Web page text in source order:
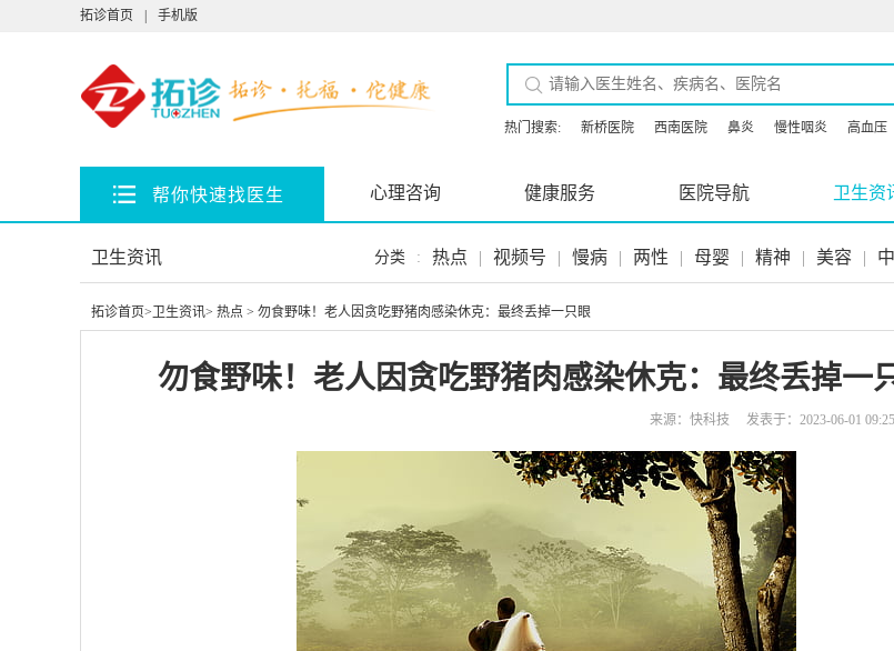
拓诊首页 手机版
热门搜索: 新桥医院 西南医院 鼻炎 慢性咽炎 高血压
帮你快速找医生 心理咨询 健康服务 医院导航 卫生资
卫生资讯 分类 : 热点 | 视频号 | 慢病 | 两性 | 母婴 | 精神 | 美容 |
拓诊首页> 卫生资讯> 热点 > 勿食野味！老人因贪吃野猪肉感染休克：最终丢掉一只眼
勿食野味！老人因贪吃野猪肉感染休克：最终丢掉一
来源：快科技 发表于：2023-06-01